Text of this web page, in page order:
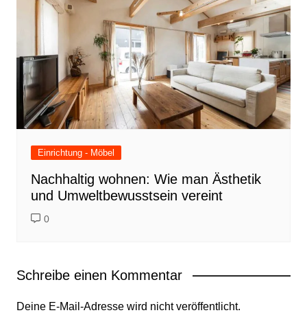
Einrichtung - Möbel
Nachhaltig wohnen: Wie man Ästhetik
und Umweltbewusstsein vereint
0
Schreibe einen Kommentar
Deine E-Mail-Adresse wird nicht veröffentlicht.